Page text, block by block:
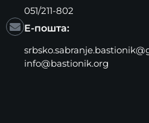
051/211-802
Е-пошта:
info@bastionik.org